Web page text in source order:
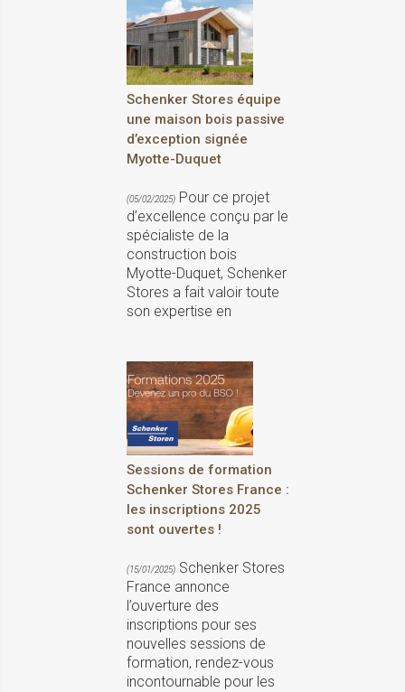
Schenker Stores équipe
une maison bois passive
d’exception signée
Myotte-Duquet
(05/02/2025) Pour ce projet
d’excellence conçu par le
spécialiste de la
construction bois
Myotte-Duquet, Schenker
Stores a fait valoir toute
son expertise en
Sessions de formation
Schenker Stores France :
les inscriptions 2025
sont ouvertes !
(15/01/2025) Schenker Stores
France annonce
l’ouverture des
inscriptions pour ses
nouvelles sessions de
formation, rendez-vous
incontournable pour les